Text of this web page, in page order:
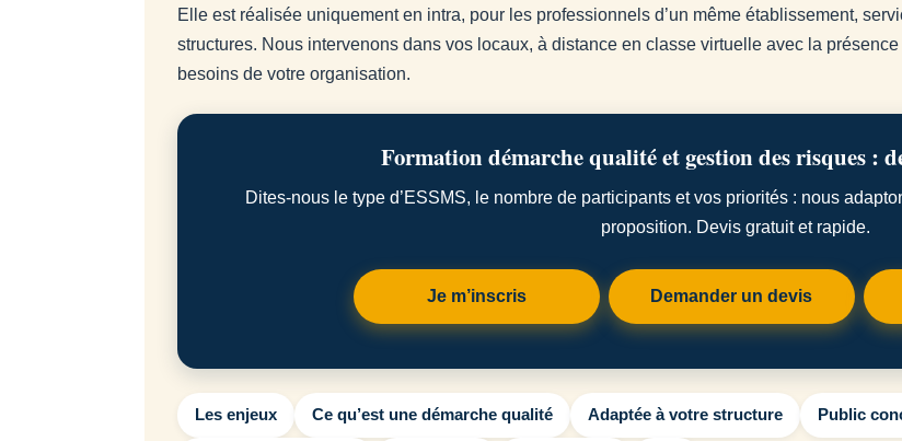
Elle est réalisée uniquement en intra, pour les professionnels d’un même établissement,
structures. Nous intervenons dans vos locaux, à distance en classe virtuelle avec la
besoins de votre organisation.
Formation démarche qualité et gestion des risques :
Dites-nous le type d’ESSMS, le nombre de participants et vos priorités : nous
proposition. Devis gratuit et rapide.
Je m’inscris Demander un devis
Les enjeux Ce qu’est une démarche qualité Adaptée à votre structure Public